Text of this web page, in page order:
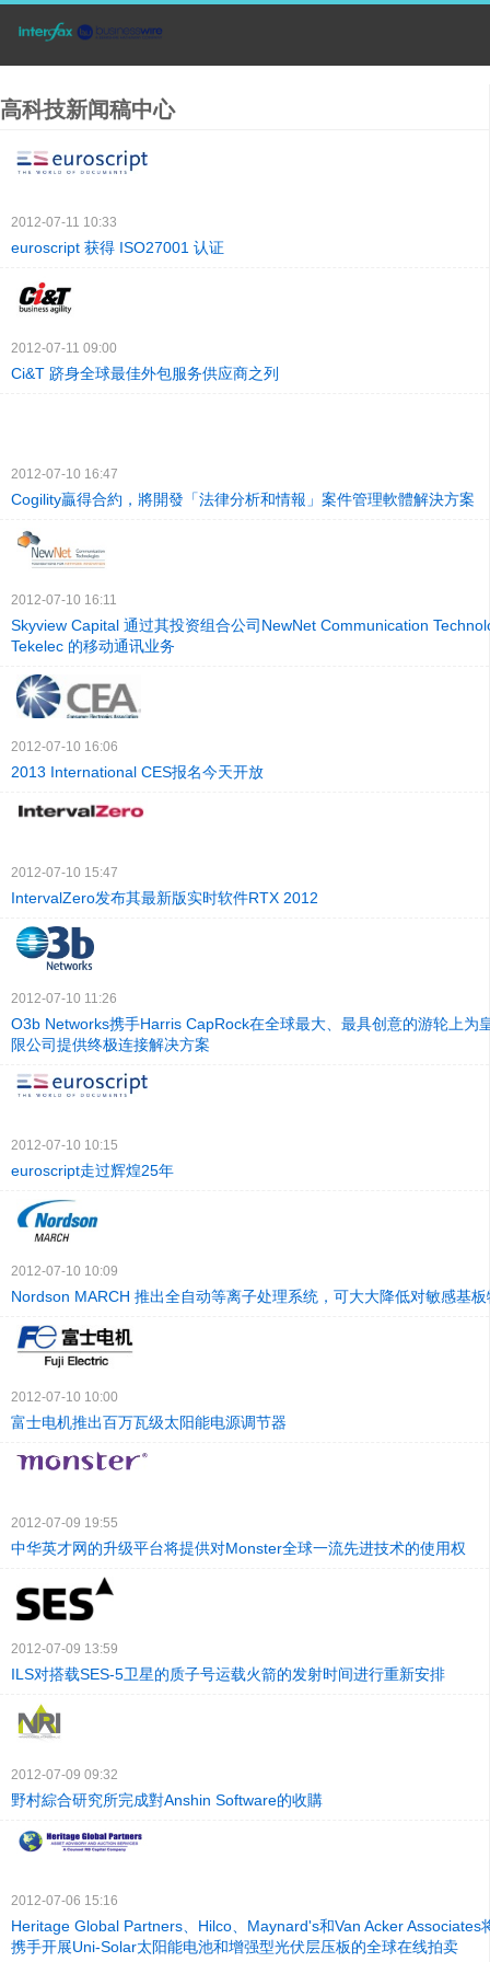
高科技新闻稿中心
2012-07-11 10:33
euroscript 获得 ISO27001 认证
2012-07-11 09:00
Ci&T 跻身全球最佳外包服务供应商之列
2012-07-10 16:47
Cogility贏得合約，將開發「法律分析和情報」案件管理軟體解決方案
2012-07-10 16:11
Skyview Capital 通过其投资组合公司NewNet Communication
Tekelec 的移动通讯业务
2012-07-10 16:06
2013 International CES报名今天开放
2012-07-10 15:47
IntervalZero发布其最新版实时软件RTX 2012
2012-07-10 11:26
O3b Networks携手Harris CapRock在全球最大、最具创意的游轮上为
限公司提供终极连接解决方案
2012-07-10 10:15
euroscript走过辉煌25年
2012-07-10 10:09
Nordson MARCH 推出全自动等离子处理系统，可大大降低对敏感基
2012-07-10 10:00
富士电机推出百万瓦级太阳能电源调节器
2012-07-09 19:55
中华英才网的升级平台将提供对Monster全球一流先进技术的使用权
2012-07-09 13:59
ILS对搭载SES-5卫星的质子号运载火箭的发射时间进行重新安排
2012-07-09 09:32
野村綜合研究所完成對Anshin Software的收購
2012-07-06 15:16
Heritage Global Partners、Hilco、Maynard's和Van Acker Associates
携手开展Uni-Solar太阳能电池和增强型光伏层压板的全球在线拍卖